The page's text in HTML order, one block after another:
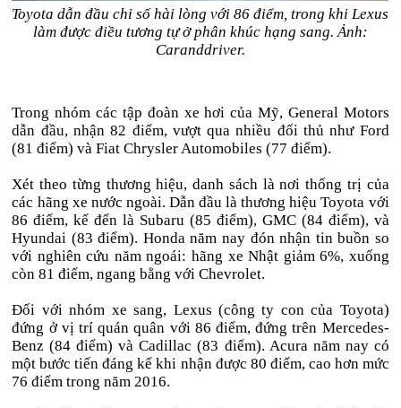
Toyota dẫn đầu chỉ số hài lòng với 86 điểm, trong khi Lexus
làm được điều tương tự ở phân khúc hạng sang. Ảnh:
Caranddriver.
Trong nhóm các tập đoàn xe hơi của Mỹ, General Motors
dẫn đầu, nhận 82 điểm, vượt qua nhiều đối thủ như Ford
(81 điểm) và Fiat Chrysler Automobiles (77 điểm).
Xét theo từng thương hiệu, danh sách là nơi thống trị của
các hãng xe nước ngoài. Dẫn đầu là thương hiệu Toyota với
86 điểm, kế đến là Subaru (85 điểm), GMC (84 điểm), và
Hyundai (83 điểm). Honda năm nay đón nhận tin buồn so
với nghiên cứu năm ngoái: hãng xe Nhật giảm 6%, xuống
còn 81 điểm, ngang bằng với Chevrolet.
Đối với nhóm xe sang, Lexus (công ty con của Toyota)
đứng ở vị trí quán quân với 86 điểm, đứng trên Mercedes-
Benz (84 điểm) và Cadillac (83 điểm). Acura năm nay có
một bước tiến đáng kể khi nhận được 80 điểm, cao hơn mức
76 điểm trong năm 2016.